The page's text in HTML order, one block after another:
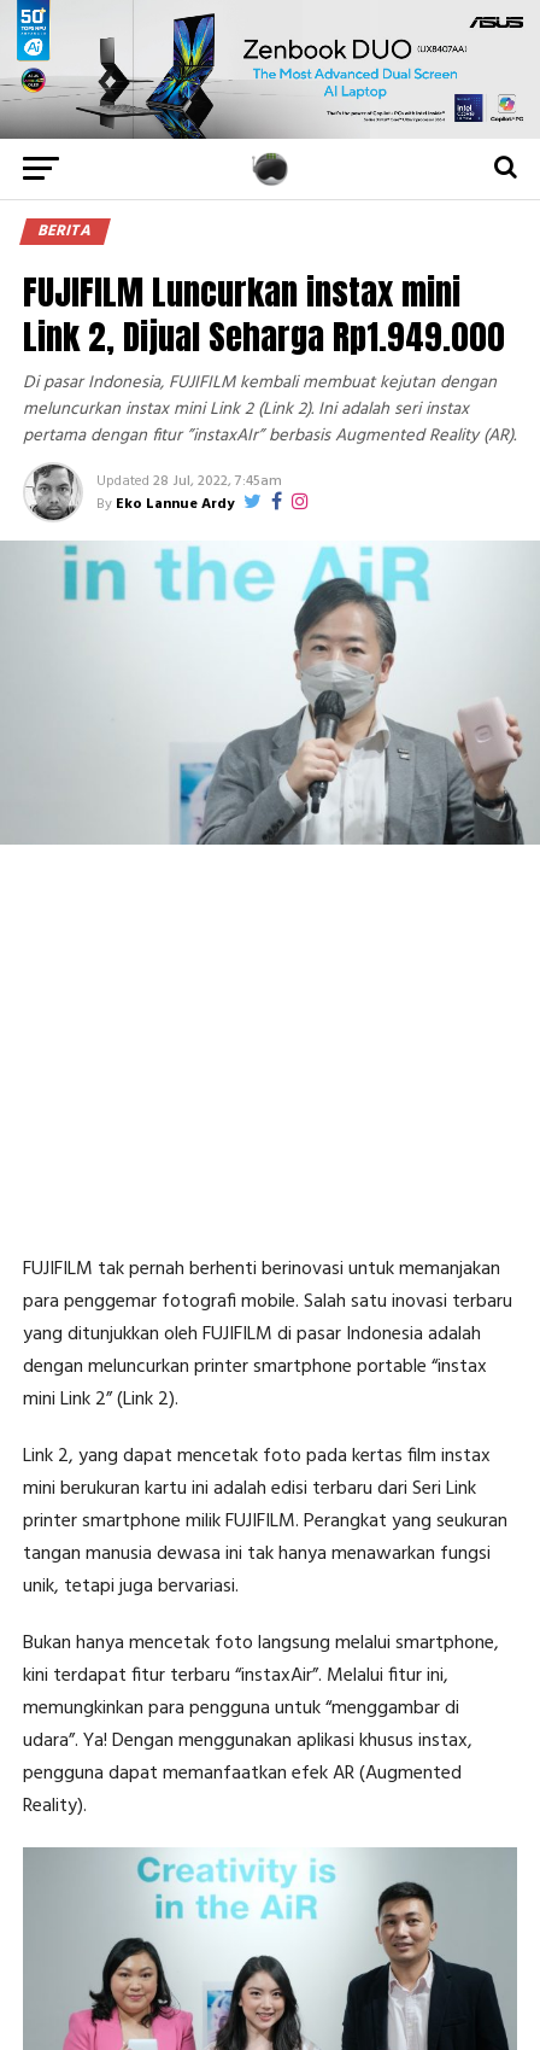
BERITA
FUJIFILM Luncurkan instax mini
Link 2, Dijual Seharga Rp1.949.000
Di pasar Indonesia, FUJIFILM kembali membuat kejutan dengan
meluncurkan instax mini Link 2 (Link 2). Ini adalah seri instax
pertama dengan fitur ”instaxAIr” berbasis Augmented Reality (AR).
Updated 28 Jul, 2022, 7:45am
By Eko Lannue Ardy
FUJIFILM tak pernah berhenti berinovasi untuk memanjakan
para penggemar fotografi mobile. Salah satu inovasi terbaru
yang ditunjukkan oleh FUJIFILM di pasar Indonesia adalah
dengan meluncurkan printer smartphone portable “instax
mini Link 2” (Link 2).
Link 2, yang dapat mencetak foto pada kertas film instax
mini berukuran kartu ini adalah edisi terbaru dari Seri Link
printer smartphone milik FUJIFILM. Perangkat yang seukuran
tangan manusia dewasa ini tak hanya menawarkan fungsi
unik, tetapi juga bervariasi.
Bukan hanya mencetak foto langsung melalui smartphone,
kini terdapat fitur terbaru “instaxAir”. Melalui fitur ini,
memungkinkan para pengguna untuk “menggambar di
udara”. Ya! Dengan menggunakan aplikasi khusus instax,
pengguna dapat memanfaatkan efek AR (Augmented
Reality).